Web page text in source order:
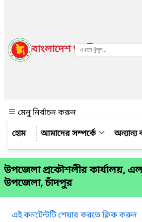
বাংলাদেশ জাতীয় তথ্য
মেনু নির্বাচন করুন
আমাদের সম্পর্কে
অন্যান্য
উপজেলা প্রকৌশলীর কার্যালয়,
উপজেলা, চাঁদপুর
এই কনটেন্টটি শেয়ার করতে ক্লিক করুন